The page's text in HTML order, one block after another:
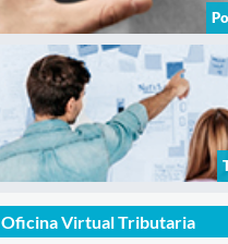
Oficina Virtual Tributaria